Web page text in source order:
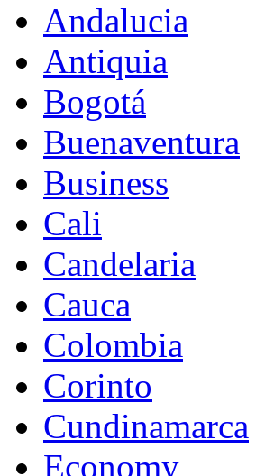
Andalucia
Antiquia
Bogotá
Buenaventura
Business
Cali
Candelaria
Cauca
Colombia
Corinto
Cundinamarca
Economy